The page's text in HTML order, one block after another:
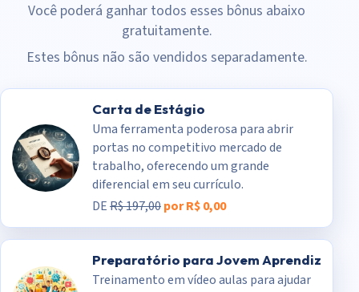
Você poderá ganhar todos esses bônus abaixo
gratuitamente.
Estes bônus não são vendidos separadamente.
Carta de Estágio
Uma ferramenta poderosa para abrir
portas no competitivo mercado de
trabalho, oferecendo um grande
diferencial em seu currículo.
DER$ 197,00por R$ 0,00
Preparatório para Jovem Aprendiz
Treinamento em vídeo aulas para ajudar